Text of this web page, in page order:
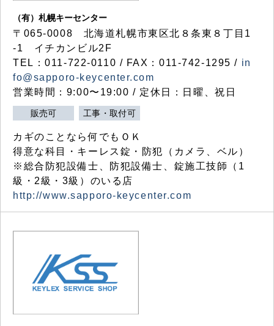
（有）札幌キーセンター
〒065-0008 北海道札幌市東区北８条東８丁目1
-1 イチカンビル2F
TEL：011-722-0110 / FAX：011-742-1295 / in
fo@sapporo-keycenter.com
営業時間：9:00〜19:00 / 定休日：日曜、祝日
販売可 工事・取付可
カギのことなら何でもＯＫ
得意な科目・キーレス錠・防犯（カメラ、ベル）
※総合防犯設備士、防犯設備士、錠施工技師（1
級・2級・3級）のいる店
http://www.sapporo-keycenter.com